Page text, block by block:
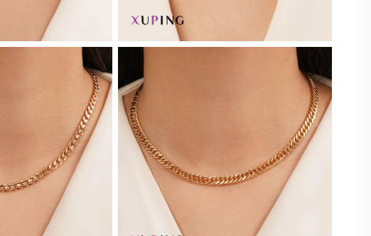
مناسب همه
نقره ای
مشکی
سورمه ای
هولوگرامی
زغال سنگی
45
50
60
65